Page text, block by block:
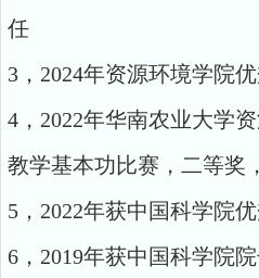
任
3，2024年资源环境学院
4，2022年华南农业大学
教学基本功比赛，二等奖
5，2022年获中国科学院
6，2019年获中国科学院